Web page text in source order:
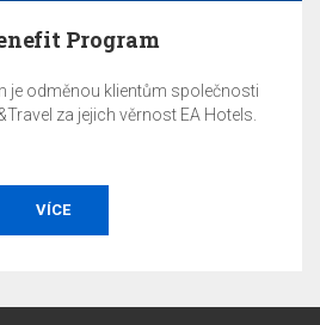
Program
je odměnou klientům společnosti
za jejich věrnost EA Hotels.
VÍCE